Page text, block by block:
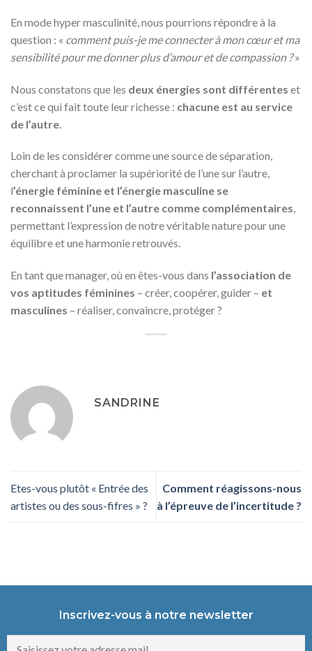
En mode hyper masculinité, nous pourrions répondre à la
question : « comment puis-je me connecter à mon cœur et ma
sensibilité pour me donner plus d’amour et de compassion ?»
Nous constatons que les deux énergies sont différentes et
c’est ce qui fait toute leur richesse : chacune est au service
de l’autre
Loin de les considérer comme une source de séparation,
cherchant à proclamer la supériorité de l’une sur l’autre,
l’énergie féminine et l’énergie masculine se
reconnaissent l’une et l’autre comme complémentaires,
permettant l’expression de notre véritable nature pour une
équilibre et une harmonie retrouvés.
En tant que manager, où en êtes-vous dans l’association de
vos aptitudes féminines – créer, coopérer, guider – et
masculines – réaliser, convaincre, protéger ?
SANDRINE
Etes-vous plutôt « Entrée des
artistes ou des sous-fifres » ?
Comment réagissons-nous
à l’épreuve de l’incertitude ?
Inscrivez-vous à notre newsletter